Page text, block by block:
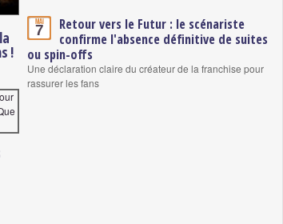
!
Mai
7
Retour vers le Futur : le scénariste
confirme l'absence définitive de suites
ou spin-offs
Une déclaration claire du créateur de la franchise pour
rassurer les fans